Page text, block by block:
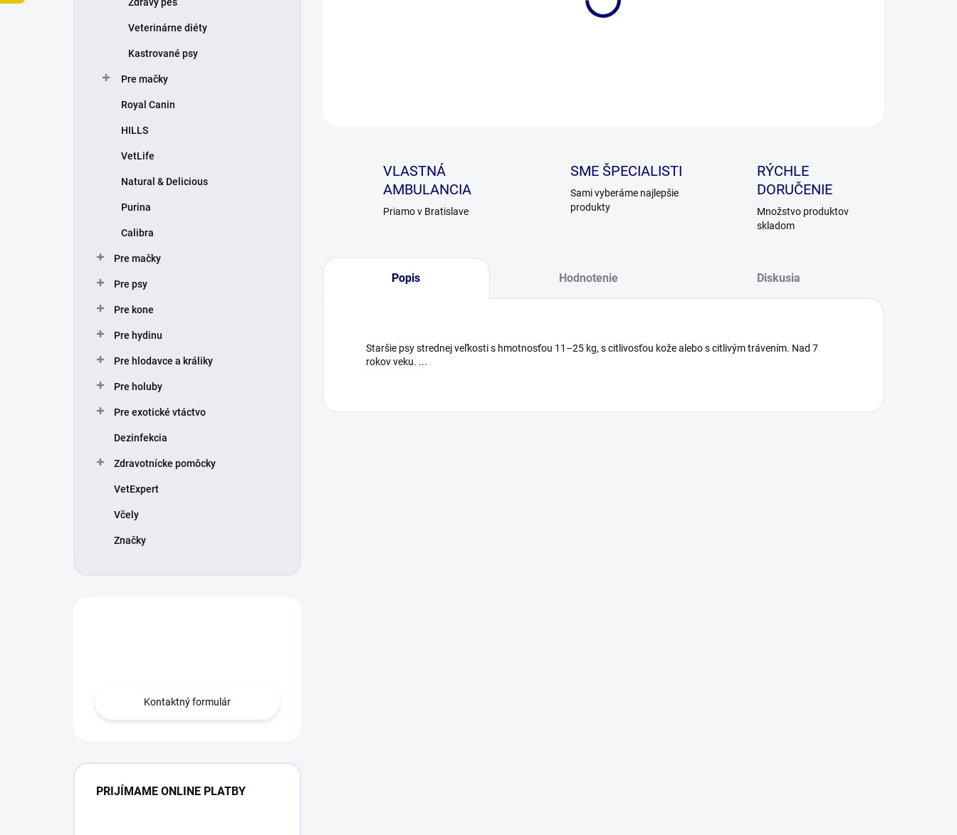
Veterinárne diéty
Kastrované psy
Pre mačky
Royal Canin
HILLS
VetLife
Natural & Delicious
Purina
Calibra
Pre mačky
Pre psy
Pre kone
Pre hydinu
Pre hlodavce a králiky
Pre holuby
Pre exotické vtáctvo
Dezinfekcia
Zdravotnícke pomôcky
VetExpert
Včely
Značky
Kontaktný formulár
PRIJÍMAME ONLINE PLATBY
VLASTNÁ
AMBULANCIA
Priamo v Bratislave
SME ŠPECIALISTI
Sami vyberáme najlepšie
produkty
RÝCHLE
DORUČENIE
Množstvo produktov
skladom
Popis Hodnotenie Diskusia
Staršie psy strednej veľkosti s hmotnosťou 11–25 kg, s citlivosťou kože alebo s citlivým trávením. Nad 7
rokov veku. ...